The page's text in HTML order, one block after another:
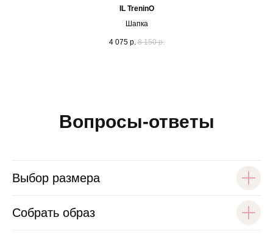
IL TreninO
Шапка
4 075 р. 8 150 р.
Вопросы-ответы
Выбор размера
Собрать образ